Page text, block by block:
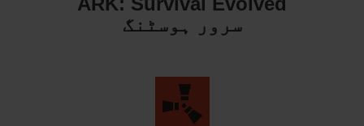
سرور ہوسٹنگ